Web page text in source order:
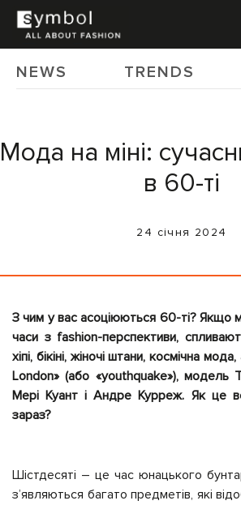
NEWS TRENDS
Мода на міні:
в 60-ті
24 січня 2024
З чим у вас асоціюються 60-ті? Якщо
часи з fashion-перспективи,
хіпі, бікіні, жіночі штани, космічна
London» (або «youthquake»), модель
Мері Куант і Андре Курреж. Як це
зараз?
Шістдесяті – це час юнацького
з’являються багато предметів, які